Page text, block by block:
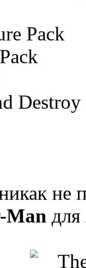
Pack
Destroy
не
Man для